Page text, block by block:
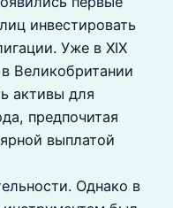
инвестировать
Уже в XIX
Великобритании
активы для
предпочитая
выплатой
Однако в